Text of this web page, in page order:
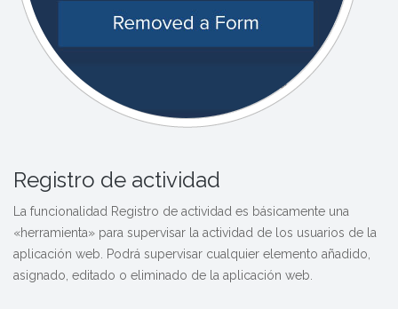
Registro de actividad
La funcionalidad Registro de actividad es básicamente una
«herramienta» para supervisar la actividad de los usuarios de la
aplicación web. Podrá supervisar cualquier elemento añadido,
asignado, editado o eliminado de la aplicación web.